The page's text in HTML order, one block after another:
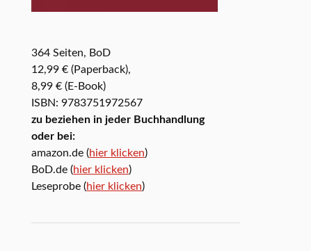
364 Seiten, BoD
12,99 € (Paperback),
8,99 € (E-Book)
ISBN: 9783751972567
zu beziehen in jeder Buchhandlung
oder bei:
amazon.de (hier klicken)
BoD.de (hier klicken)
Leseprobe (hier klicken)